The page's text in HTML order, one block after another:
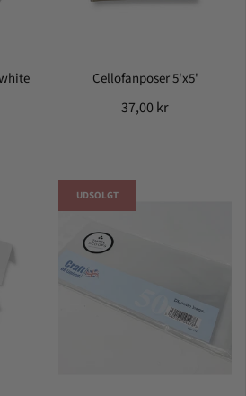
Cellofanposer 5'x5'
37,00 kr
UDSOLGT